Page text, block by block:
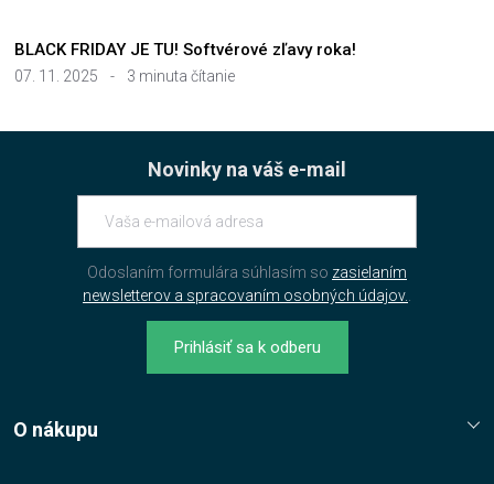
07. 11. 2025 - 3 minuta čítanie
BLACK FRIDAY JE TU! Softvérové zľavy roka!
Novinky na váš e-mail
Odoslaním formulára súhlasím so zasielaním
newsletterov a spracovaním osobných údajov..
Prihlásiť sa k odberu
O nákupu